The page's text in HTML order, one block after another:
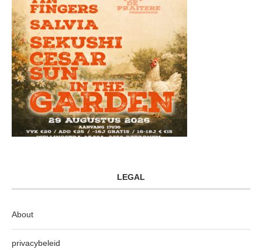
LEGAL
About
privacybeleid